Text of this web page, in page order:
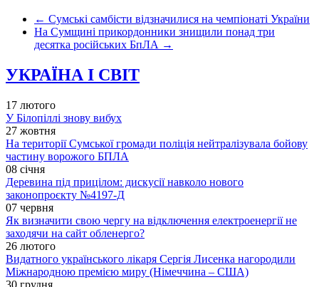
← Сумські самбісти відзначилися на чемпіонаті України
На Сумщині прикордонники знищили понад три
десятка російських БпЛА →
УКРАЇНА І СВІТ
17 лютого
У Білопіллі знову вибух
27 жовтня
На території Сумської громади поліція нейтралізувала бойову
частину ворожого БПЛА
08 січня
Деревина під прицілом: дискусії навколо нового
законопроєкту №4197-Д
07 червня
Як визначити свою чергу на відключення електроенергії не
заходячи на сайт обленерго?
26 лютого
Видатного українського лікаря Сергія Лисенка нагородили
Міжнародною премією миру (Німеччина – США)